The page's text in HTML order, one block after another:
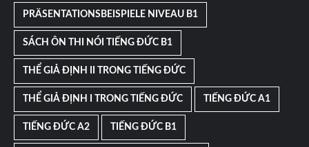
PRÄSENTATIONSBEISPIELE NIVEAU B1
SÁCH ÔN THI NÓI TIẾNG ĐỨC B1
THỂ GIẢ ĐỊNH II TRONG TIẾNG ĐỨC
THỂ GIẢ ĐỊNH I TRONG TIẾNG ĐỨC TIẾNG ĐỨC A1
TIẾNG ĐỨC A2 TIẾNG ĐỨC B1